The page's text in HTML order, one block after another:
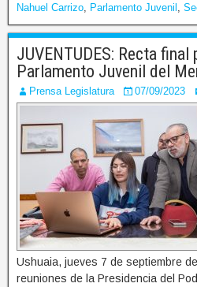
Nahuel Carrizo
Parlamento Juvenil
JUVENTUDES: Recta
Parlamento Juvenil del
Prensa Legislatura 07/09/2023
Ushuaia, jueves 7 de septiembre
reuniones de la Presidencia del